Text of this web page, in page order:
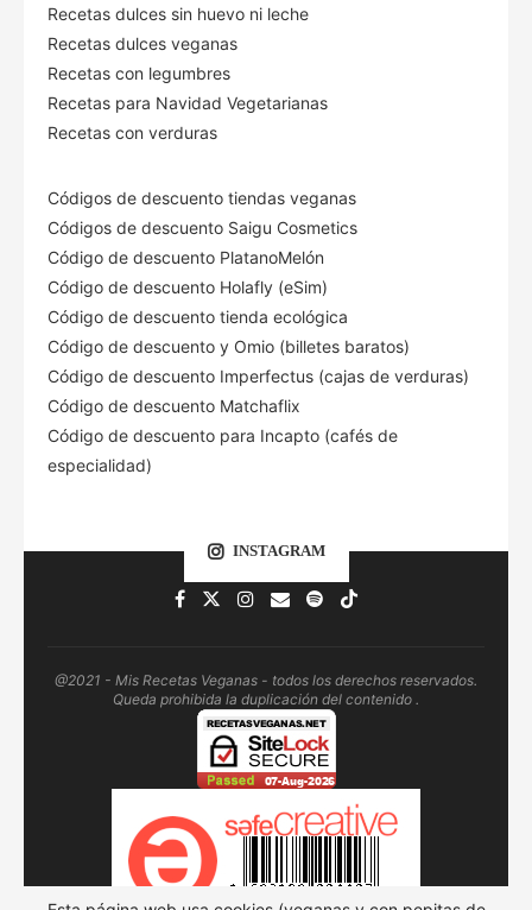
Recetas dulces sin huevo ni leche
Recetas dulces veganas
Recetas con legumbres
Recetas para Navidad Vegetarianas
Recetas con verduras
Códigos de descuento tiendas veganas
Códigos de descuento Saigu Cosmetics
Código de descuento PlatanoMelón
Código de descuento Holafly (eSim)
Código de descuento tienda ecológica
Código de descuento y Omio (billetes baratos)
Código de descuento Imperfectus (cajas de verduras)
Código de descuento Matchaflix
Código de descuento para Incapto (cafés de
especialidad)
INSTAGRAM
@2021 - Mis Recetas Veganas - todos los derechos reservados.
Queda prohibida la duplicación del contenido .